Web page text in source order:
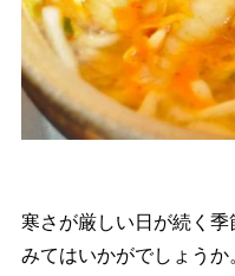
寒さが厳しい日が続く
みてはいかがでしょうか